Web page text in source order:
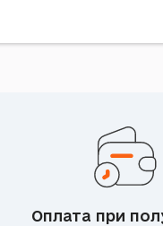
Оплата при